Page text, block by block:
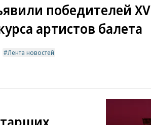
победителей XV
артистов балета
Лента новостей